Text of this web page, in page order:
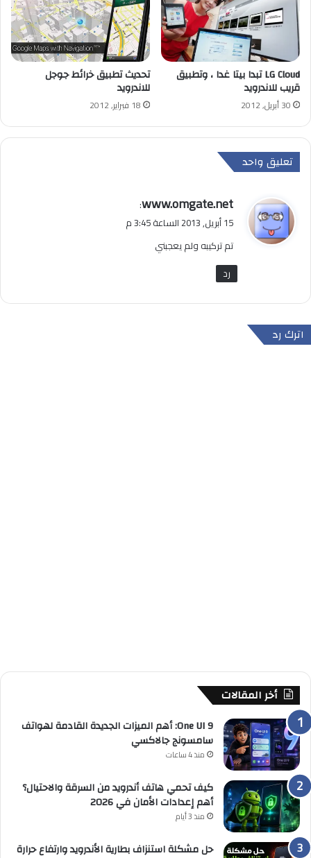
LG Cloud تبدا بيتا غدا ، وتطبيق
قريب للاندرويد
30 أبريل, 2012
تحديث تطبيق خرائط جوجل
للاندرويد
18 فبراير, 2012
تعليق واحد
ي
ق
ل
www.omgate.net
:
15 أبريل, 2013 الساعة 3:45 م
تم تركيبه ولم يعجبني
رد
اترك رد
أخر المقالات
One UI 9: أهم الميزات الجديدة القادمة لهواتف
سامسونج جالاكسي
منذ 4 ساعات
كيف تحمي هاتف أندرويد من السرقة والاحتيال؟
أهم إعدادات الأمان في 2026
منذ 3 أيام
حل مشكلة استنزاف بطارية الأندرويد وارتفاع حرارة